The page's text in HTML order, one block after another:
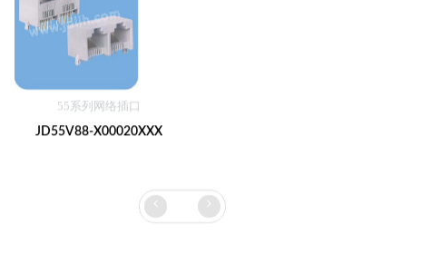
55系列网络插口
JD55V88-X00020XXX